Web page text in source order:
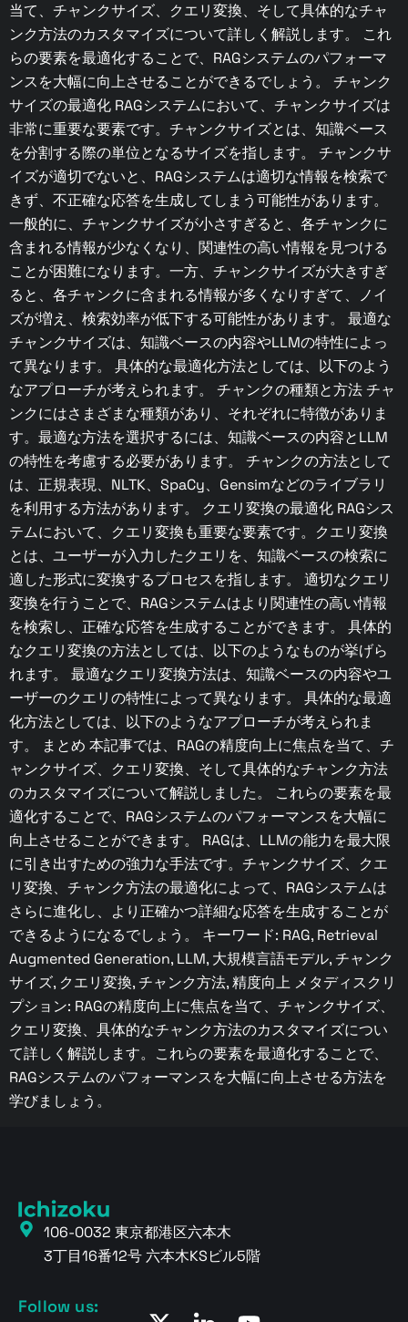
当て、チャンクサイズ、クエリ変換、そして具体的なチャ
ンク方法のカスタマイズについて詳しく解説します。 これ
らの要素を最適化することで、RAGシステムのパフォーマ
ンスを大幅に向上させることができるでしょう。 チャンク
サイズの最適化 RAGシステムにおいて、チャンクサイズは
非常に重要な要素です。チャンクサイズとは、知識ベース
を分割する際の単位となるサイズを指します。 チャンクサ
イズが適切でないと、RAGシステムは適切な情報を検索で
きず、不正確な応答を生成してしまう可能性があります。
一般的に、チャンクサイズが小さすぎると、各チャンクに
含まれる情報が少なくなり、関連性の高い情報を見つける
ことが困難になります。一方、チャンクサイズが大きすぎ
ると、各チャンクに含まれる情報が多くなりすぎて、ノイ
ズが増え、検索効率が低下する可能性があります。 最適な
チャンクサイズは、知識ベースの内容やLLMの特性によっ
て異なります。 具体的な最適化方法としては、以下のよう
なアプローチが考えられます。 チャンクの種類と方法 チャ
ンクにはさまざまな種類があり、それぞれに特徴がありま
す。最適な方法を選択するには、知識ベースの内容とLLM
の特性を考慮する必要があります。 チャンクの方法として
は、正規表現、NLTK、SpaCy、Gensimなどのライブラリ
を利用する方法があります。 クエリ変換の最適化 RAGシス
テムにおいて、クエリ変換も重要な要素です。クエリ変換
とは、ユーザーが入力したクエリを、知識ベースの検索に
適した形式に変換するプロセスを指します。 適切なクエリ
変換を行うことで、RAGシステムはより関連性の高い情報
を検索し、正確な応答を生成することができます。 具体的
なクエリ変換の方法としては、以下のようなものが挙げら
れます。 最適なクエリ変換方法は、知識ベースの内容やユ
ーザーのクエリの特性によって異なります。 具体的な最適
化方法としては、以下のようなアプローチが考えられま
す。 まとめ 本記事では、RAGの精度向上に焦点を当て、チ
ャンクサイズ、クエリ変換、そして具体的なチャンク方法
のカスタマイズについて解説しました。 これらの要素を最
適化することで、RAGシステムのパフォーマンスを大幅に
向上させることができます。 RAGは、LLMの能力を最大限
に引き出すための強力な手法です。チャンクサイズ、クエ
リ変換、チャンク方法の最適化によって、RAGシステムは
さらに進化し、より正確かつ詳細な応答を生成することが
できるようになるでしょう。 キーワード: RAG, Retrieval
Augmented Generation, LLM, 大規模言語モデル, チャンク
サイズ, クエリ変換, チャンク方法, 精度向上 メタディスクリ
プション: RAGの精度向上に焦点を当て、チャンクサイズ、
クエリ変換、具体的なチャンク方法のカスタマイズについ
て詳しく解説します。これらの要素を最適化することで、
RAGシステムのパフォーマンスを大幅に向上させる方法を
学びましょう。
106-0032 東京都港区六本木
3丁目16番12号 六本木KSビル5階
Follow us: